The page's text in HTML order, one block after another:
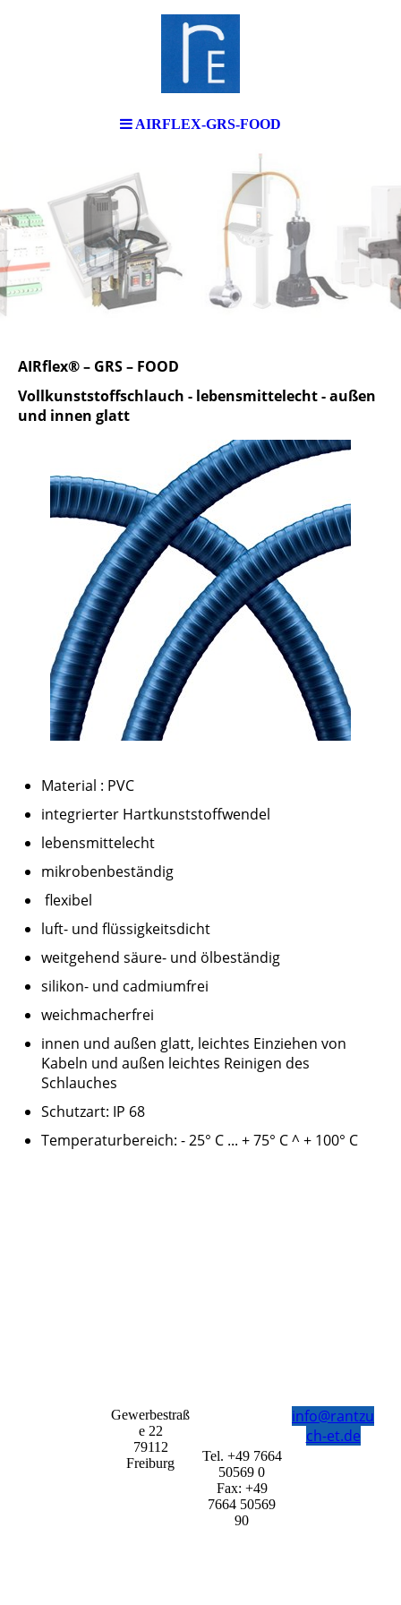
AIRFLEX-GRS-FOOD
AIRflex® – GRS – FOOD
Vollkunststoffschlauch - lebensmittelecht - außen
und innen glatt
Material : PVC
integrierter Hartkunststoffwendel
lebensmittelecht
mikrobenbeständig
flexibel
luft- und flüssigkeitsdicht
weitgehend säure- und ölbeständig
silikon- und cadmiumfrei
weichmacherfrei
innen und außen glatt, leichtes Einziehen von
Kabeln und außen leichtes Reinigen des
Schlauches
Schutzart: IP 68
Temperaturbereich: - 25° C ... + 75° C ^ + 100° C
Gewerbestraß
e 22
79112
Freiburg
Tel. +49 7664
50569 0
Fax: +49
7664 50569
90
info@rantzu
ch-et.de